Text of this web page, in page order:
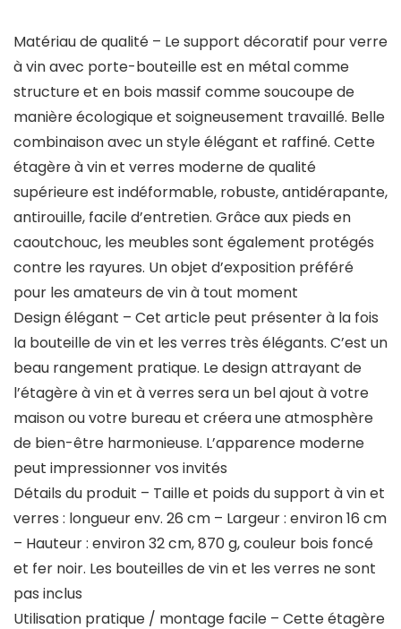
Matériau de qualité – Le support décoratif pour verre
à vin avec porte-bouteille est en métal comme
structure et en bois massif comme soucoupe de
manière écologique et soigneusement travaillé. Belle
combinaison avec un style élégant et raffiné. Cette
étagère à vin et verres moderne de qualité
supérieure est indéformable, robuste, antidérapante,
antirouille, facile d’entretien. Grâce aux pieds en
caoutchouc, les meubles sont également protégés
contre les rayures. Un objet d’exposition préféré
pour les amateurs de vin à tout moment
Design élégant – Cet article peut présenter à la fois
la bouteille de vin et les verres très élégants. C’est un
beau rangement pratique. Le design attrayant de
l’étagère à vin et à verres sera un bel ajout à votre
maison ou votre bureau et créera une atmosphère
de bien-être harmonieuse. L’apparence moderne
peut impressionner vos invités
Détails du produit – Taille et poids du support à vin et
verres : longueur env. 26 cm – Largeur : environ 16 cm
– Hauteur : environ 32 cm, 870 g, couleur bois foncé
et fer noir. Les bouteilles de vin et les verres ne sont
pas inclus
Utilisation pratique / montage facile – Cette étagère